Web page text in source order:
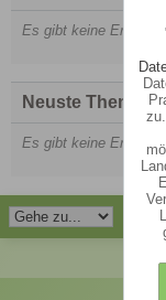
Es gibt keine
Neuste Themen
Es gibt keine